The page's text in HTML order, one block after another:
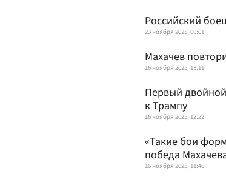
Российский
23 ноября 2025, 00:01
Махачев
16 ноября 2025, 13:11
Первый
к Трампу
16 ноября 2025, 12:22
«Такие бои
победа
16 ноября 2025, 11:46